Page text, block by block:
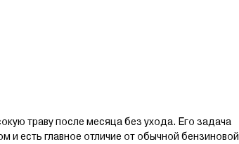
траву после месяца без ухода. Его задача
и есть главное отличие от обычной бензиновой